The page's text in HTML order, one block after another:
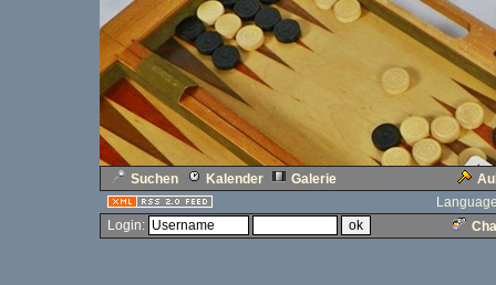
Suchen Kalender Galerie
Login: